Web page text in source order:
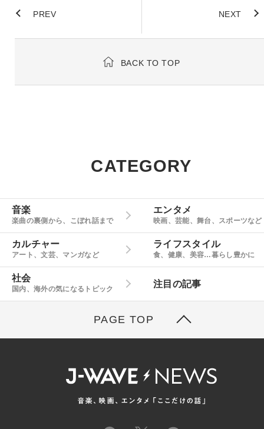
PREV NEXT
BACK TO TOP
CATEGORY
音楽
楽曲の裏側から、こぼれ話まで
エンタメ
映画、芸能、舞台、スポーツなど
カルチャー
アート、文芸、マンガなど
ライフスタイル
食、健康、美容…暮らし豊かに
社会
国内、海外の気になるトピック
注目の記事
PAGE TOP